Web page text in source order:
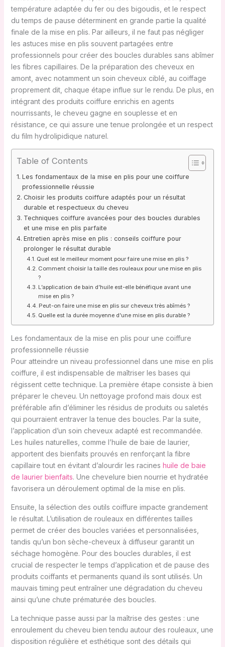
température adaptée du fer ou des bigoudis, et le respect
du temps de pause déterminent en grande partie la qualité
finale de la mise en plis. Par ailleurs, il ne faut pas négliger
les astuces mise en plis souvent partagées entre
professionnels pour créer des boucles durables sans abîmer
les fibres capillaires. De la préparation des cheveux en
amont, avec notamment un soin cheveux ciblé, au coiffage
proprement dit, chaque étape influe sur le rendu. De plus, en
intégrant des produits coiffure enrichis en agents
nourrissants, le cheveu gagne en souplesse et en
résistance, ce qui assure une tenue prolongée et un respect
du film hydrolipidique naturel.
Table of Contents
Les fondamentaux de la mise en plis pour une coiffure
professionnelle réussie
Choisir les produits coiffure adaptés pour un résultat
durable et respectueux du cheveu
Techniques coiffure avancées pour des boucles durables
et une mise en plis parfaite
Entretien après mise en plis : conseils coiffure pour
prolonger le résultat durable
Quel est le meilleur moment pour faire une mise en plis ?
Comment choisir la taille des rouleaux pour une mise en plis
?
L’application de bain d’huile est-elle bénéfique avant une
mise en plis ?
Peut-on faire une mise en plis sur cheveux très abîmés ?
Quelle est la durée moyenne d’une mise en plis durable ?
Les fondamentaux de la mise en plis pour une coiffure
professionnelle réussie
Pour atteindre un niveau professionnel dans une mise en plis
coiffure, il est indispensable de maîtriser les bases qui
régissent cette technique. La première étape consiste à bien
préparer le cheveu. Un nettoyage profond mais doux est
préférable afin d’éliminer les résidus de produits ou saletés
qui pourraient entraver la tenue des boucles. Par la suite,
l’application d’un soin cheveux adapté est recommandée.
Les huiles naturelles, comme l’huile de baie de laurier,
apportent des bienfaits prouvés en renforçant la fibre
capillaire tout en évitant d’alourdir les racines huile de baie
de laurier bienfaits. Une chevelure bien nourrie et hydratée
favorisera un déroulement optimal de la mise en plis.
Ensuite, la sélection des outils coiffure impacte grandement
le résultat. L’utilisation de rouleaux en différentes tailles
permet de créer des boucles variées et personnalisées,
tandis qu’un bon sèche-cheveux à diffuseur garantit un
séchage homogène. Pour des boucles durables, il est
crucial de respecter le temps d’application et de pause des
produits coiffants et permanents quand ils sont utilisés. Un
mauvais timing peut entraîner une dégradation du cheveu
ainsi qu’une chute prématurée des boucles.
La technique passe aussi par la maîtrise des gestes : une
enroulement du cheveu bien tendu autour des rouleaux, une
disposition régulière et esthétique sont des détails qui